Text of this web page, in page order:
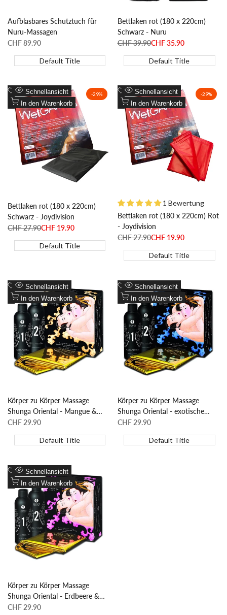
Aufblasbares Schutztuch für
Nuru-Massagen
Sonderpreis
CHF 89.90
Default Title
Bettlaken rot (180 x 220cm)
Schwarz - Nuru
Regulärer
CHF 39.90Sonderpreis
CHF 35.90
Default Title
-29%
Zur
Wunschliste
hinzufügen
Zum
Vergleich
hinzufügen
Schnellansicht
In den Warenkorb
Bettlaken rot (180 x 220cm)
Schwarz - Joydivision
Regulärer
CHF 27.90Sonderpreis
CHF 19.90
Default Title
-29%
Zur
Wunschliste
hinzufügen
Zum
Vergleich
hinzufügen
Schnellansicht
In den Warenkorb
1 Bewertung
Bettlaken rot (180 x 220cm) Rot
- Joydivision
Regulärer
CHF 27.90Sonderpreis
CHF 19.90
Default Title
Zur
Wunschliste
hinzufügen
Zum
Vergleich
hinzufügen
Schnellansicht
In den Warenkorb
Körper zu Körper Massage
Shunga Oriental - Mangue &
Melon
Sonderpreis
CHF 29.90
Default Title
Zur
Wunschliste
hinzufügen
Zum
Vergleich
hinzufügen
Schnellansicht
In den Warenkorb
Körper zu Körper Massage
Shunga Oriental - exotische
Früchte
Sonderpreis
CHF 29.90
Default Title
Zur
Wunschliste
hinzufügen
Zum
Vergleich
hinzufügen
Schnellansicht
In den Warenkorb
Körper zu Körper Massage
Shunga Oriental - Erdbeere &
Champagner
Sonderpreis
CHF 29.90